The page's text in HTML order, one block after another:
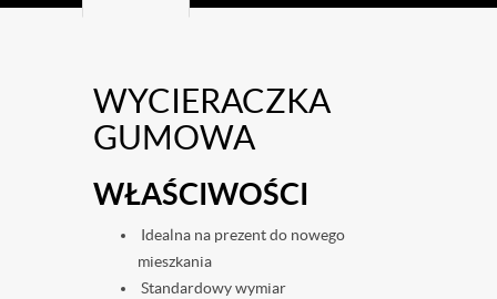
WYCIERACZKA
GUMOWA
WŁAŚCIWOŚCI
Idealna na prezent do nowego
mieszkania
Standardowy wymiar